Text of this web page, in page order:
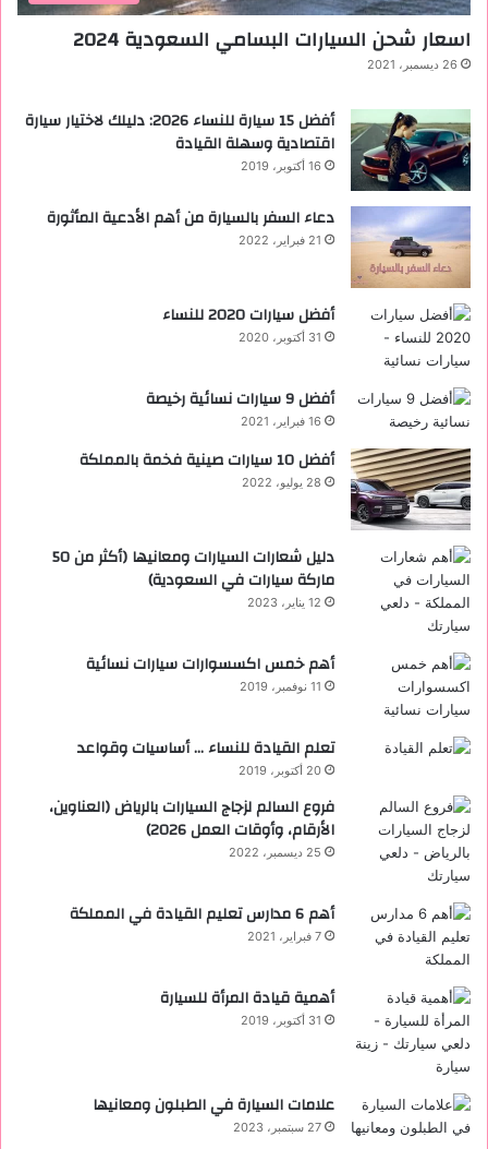
اسعار شحن السيارات البسامي السعودية 2024
26 ديسمبر، 2021
أفضل 15 سيارة للنساء 2026: دليلك لاختيار سيارة
اقتصادية وسهلة القيادة
16 أكتوبر، 2019
دعاء السفر بالسيارة من أهم الأدعية المأثورة
21 فبراير، 2022
أفضل سيارات 2020 للنساء
31 أكتوبر، 2020
‏أفضل 9 سيارات نسائية رخيصة
16 فبراير، 2021
أفضل 10 سيارات صينية فخمة بالمملكة
28 يوليو، 2022
دليل شعارات السيارات ومعانيها (أكثر من 50
ماركة سيارات في السعودية)
12 يناير، 2023
أهم خمس اكسسوارات سيارات نسائية
11 نوفمبر، 2019
تعلم القيادة للنساء … أساسيات وقواعد
20 أكتوبر، 2019
فروع السالم لزجاج السيارات بالرياض (العناوين،
الأرقام، وأوقات العمل 2026)
25 ديسمبر، 2022
أهم 6 مدارس تعليم القيادة في المملكة
7 فبراير، 2021
أهمية قيادة المرأة للسيارة
31 أكتوبر، 2019
علامات السيارة في الطبلون ومعانيها
27 سبتمبر، 2023